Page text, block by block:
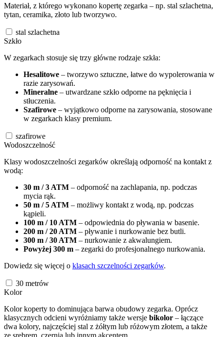
Materiał, z którego wykonano kopertę zegarka – np. stal szlachetna,
tytan, ceramika, złoto lub tworzywo.
stal szlachetna
Szkło
W zegarkach stosuje się trzy główne rodzaje szkła:
Hesalitowe – tworzywo sztuczne, łatwe do wypolerowania w
razie zarysowań.
Mineralne – utwardzane szkło odporne na pęknięcia i
stłuczenia.
Szafirowe – wyjątkowo odporne na zarysowania, stosowane
w zegarkach klasy premium.
szafirowe
Wodoszczelność
Klasy wodoszczelności zegarków określają odporność na kontakt z
wodą:
30 m / 3 ATM – odporność na zachlapania, np. podczas
mycia rąk.
50 m / 5 ATM – możliwy kontakt z wodą, np. podczas
kąpieli.
100 m / 10 ATM – odpowiednia do pływania w basenie.
200 m / 20 ATM – pływanie i nurkowanie bez butli.
300 m / 30 ATM – nurkowanie z akwalungiem.
Powyżej 300 m – zegarki do profesjonalnego nurkowania.
Dowiedz się więcej o klasach szczelności zegarków.
30 metrów
Kolor
Kolor koperty to dominująca barwa obudowy zegarka. Oprócz
klasycznych odcieni wyróżniamy także wersje bikolor – łączące
dwa kolory, najczęściej stal z żółtym lub różowym złotem, a także
ze srebrem, czernią lub innym akcentem.